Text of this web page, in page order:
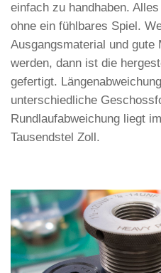
einfach zu handhaben.
ohne ein fühlbares Spiel.
Ausgangsmaterial und gute
werden, dann ist die
gefertigt.
unterschiedliche
Rundlaufabweichung liegt
Tausendstel Zoll.